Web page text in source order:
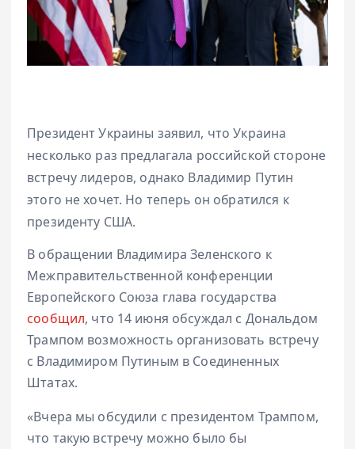
Президент Украины заявил, что Украина
несколько раз предлагала российской стороне
встречу лидеров, однако Владимир Путин
этого не хочет. Но теперь он обратился к
президенту США.
В обращении Владимира Зеленского к
Межправительственной конференции
Европейского Союза глава государства
сообщил, что 14 июня обсуждал с Дональдом
Трампом возможность организовать встречу
с Владимиром Путиным в Соединенных
Штатах.
«Вчера мы обсудили с президентом Трампом,
что такую встречу можно было бы